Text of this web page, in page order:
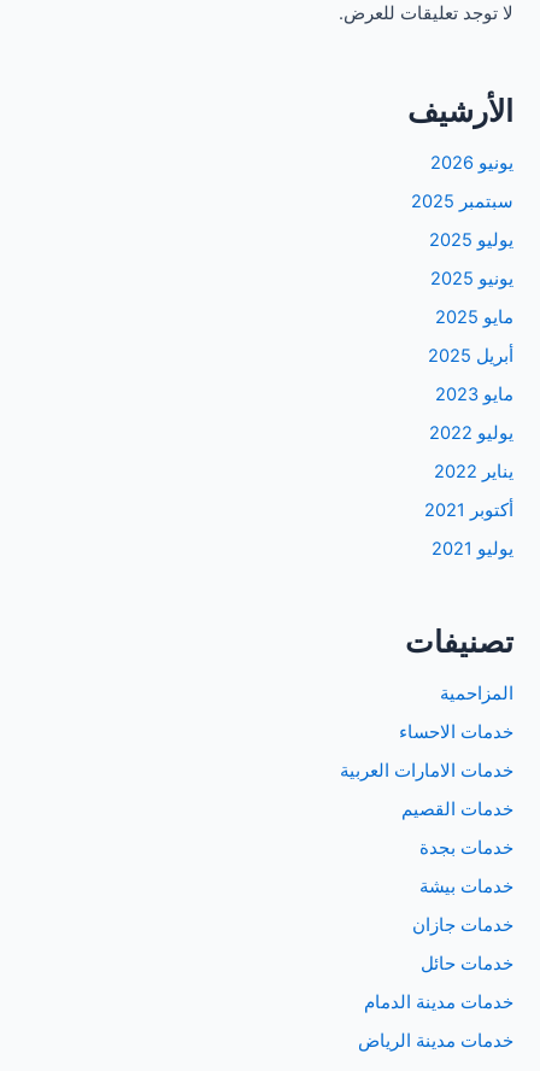
لا توجد تعليقات للعرض.
الأرشيف
يونيو 2026
سبتمبر 2025
يوليو 2025
يونيو 2025
مايو 2025
أبريل 2025
مايو 2023
يوليو 2022
يناير 2022
أكتوبر 2021
يوليو 2021
تصنيفات
المزاحمية
خدمات الاحساء
خدمات الامارات العربية
خدمات القصيم
خدمات بجدة
خدمات بيشة
خدمات جازان
خدمات حائل
خدمات مدينة الدمام
خدمات مدينة الرياض